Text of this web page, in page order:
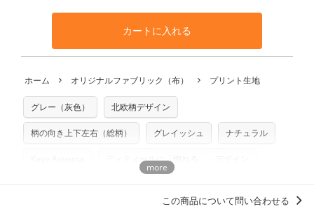
※カットを希望の方は備考欄に「50cmずつカット希望」など
ご記載ください（50cm単位でのカットのみ）
プリント布の仕様についてもっと詳しく見る
生地見本サンプル（無料）を購入する
となります。
※万が一、検品時に不備が見つかった場合は、4～5営業日後
※土日祝は営業日に含まれません。
※配送日のご指定は承れません。出来上がり次第、順次発送
や用尺をお間違えのないようお願いします。思っていた色味
と違う、などの理由での返品は承れません。予めご了承くだ
利用いただけます。「nunocoto fabric使用」といった記載
も不要です。（製品化した際に起こる全ての問題、クレーム
いませんのでご了承ください）
※有料型紙（ホームソーイング型紙シリーズ）および柄がえ
らべるキットに付属された型紙は商用利用できませんのでご
注意ください。型紙自体の転用・販売および型紙を使用して
商用利用についての詳細はこちら
カートに入れる
ホーム オリジナルファブリック（布） プリント生地
グレー（灰色） 北欧柄デザイン
柄の向き上下左右（総柄） グレイッシュ ナチュラル
ディティールに「惚れる。」デザイン
この商品について問い合わせる